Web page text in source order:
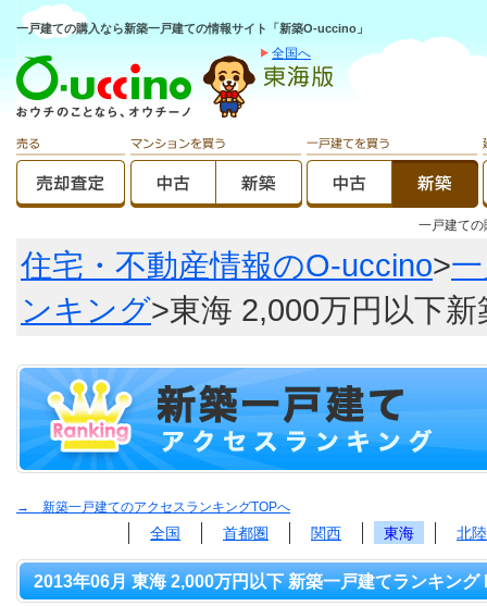
一戸建ての購入なら新築一戸建ての情報サイト「新築O-uccino」
全国へ
一戸建て
住宅・不動産情報のO-uccino>
ンキング>東海 2,000万円以下
→ 新築一戸建てのアクセスランキングTOPへ
全国 首都圏 関西 東海 北
2013年06月 東海 2,000万円以下 新築一戸建てランキング